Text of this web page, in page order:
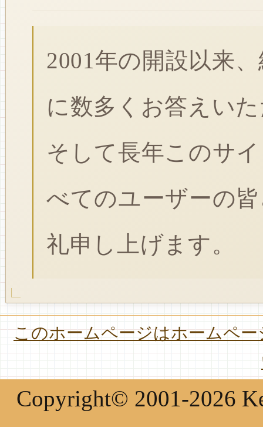
2001年の開設以来
に数多くお答えい
そして長年このサ
べてのユーザーの
礼申し上げます。
このホームページはホームペ
Copyright© 2001-2026